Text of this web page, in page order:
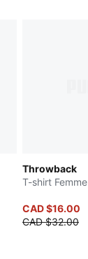
Throwback
T-shirt Femme
CAD $16.00
CAD $32.00